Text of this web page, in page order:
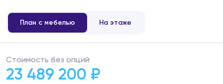
План с мебелью На этаже
Стоимость без опций
23 489 200 ₽